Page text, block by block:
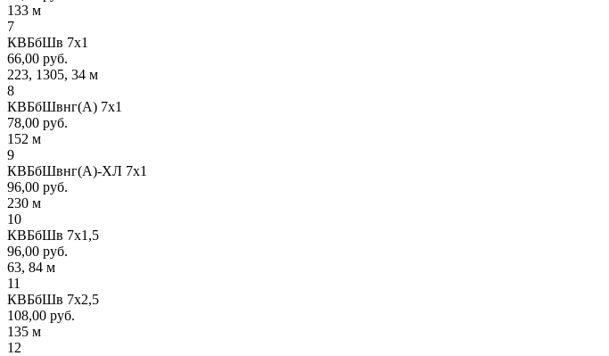
133 м
7
КВБбШв 7х1
66,00 руб.
223, 1305, 34 м
8
КВБбШвнг(А) 7х1
78,00 руб.
152 м
9
КВБбШвнг(А)-ХЛ 7х1
96,00 руб.
230 м
10
КВБбШв 7х1,5
96,00 руб.
63, 84 м
11
КВБбШв 7х2,5
108,00 руб.
135 м
12